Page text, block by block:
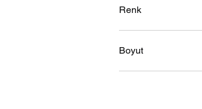
Renk
Boyut
Büyük